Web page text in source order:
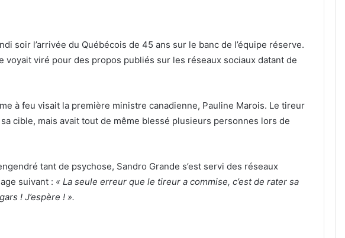
soir l’arrivée du Québécois de 45 ans sur le banc de l’équipe réserve.
voyait viré pour des propos publiés sur les réseaux sociaux datant de
à feu visait la première ministre canadienne, Pauline Marois. Le tireur
sa cible, mais avait tout de même blessé plusieurs personnes lors de
tant de psychose, Sandro Grande s’est servi des réseaux
suivant : « La seule erreur que le tireur a commise, c’est de rater sa
! J’espère ! ».